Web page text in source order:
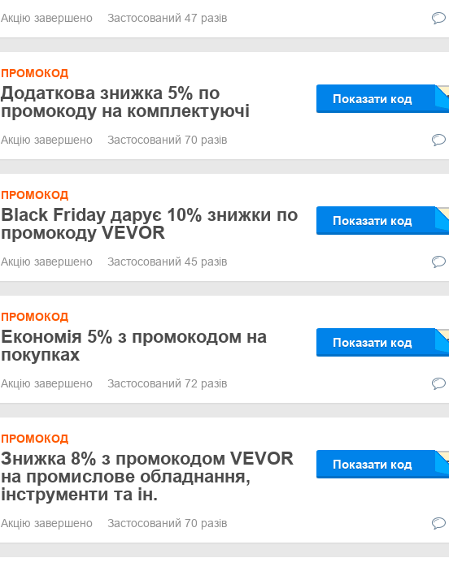
Акцію завершено Застосований 47 разів
ПРОМОКОД
Додаткова знижка 5% по
промокоду на комплектуючі
Показати код
Акцію завершено Застосований 70 разів
ПРОМОКОД
Black Friday дарує 10% знижки по
промокоду VEVOR
Показати код
Акцію завершено Застосований 45 разів
ПРОМОКОД
Економія 5% з промокодом на
покупках
Показати код
Акцію завершено Застосований 72 разів
ПРОМОКОД
Знижка 8% з промокодом VEVOR
на промислове обладнання,
інструменти та ін.
Показати код
Акцію завершено Застосований 70 разів